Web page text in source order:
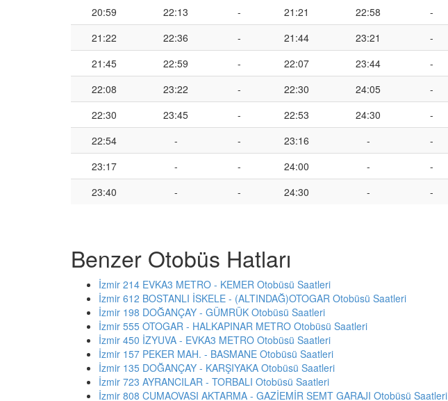
20:59
22:13 - 21:21 22:58
-
21:22
22:36 - 21:44 23:21
-
21:45
22:59 - 22:07 23:44
-
22:08
23:22 - 22:30 24:05
-
22:30
23:45 - 22:53 24:30
-
22:54
- - 23:16 -
-
23:17
- - 24:00 -
-
23:40
- - 24:30 - -
Benzer Otobüs Hatları
İzmir 214 EVKA3 METRO - KEMER Otobüsü Saatleri
İzmir 612 BOSTANLI İSKELE - (ALTINDAĞ)OTOGAR Otobüsü Saatleri
İzmir 198 DOĞANÇAY - GÜMRÜK Otobüsü Saatleri
İzmir 555 OTOGAR - HALKAPINAR METRO Otobüsü Saatleri
İzmir 450 İZYUVA - EVKA3 METRO Otobüsü Saatleri
İzmir 157 PEKER MAH. - BASMANE Otobüsü Saatleri
İzmir 135 DOĞANÇAY - KARŞIYAKA Otobüsü Saatleri
İzmir 723 AYRANCILAR - TORBALI Otobüsü Saatleri
İzmir 808 CUMAOVASI AKTARMA - GAZİEMİR SEMT GARAJI Otobüsü Saatleri